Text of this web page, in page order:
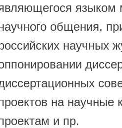
языком
общения,
научных
на научные
и пр.